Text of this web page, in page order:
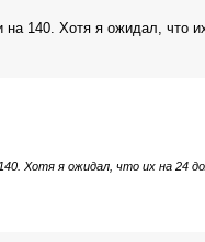
на 140. Хотя я ожидал, что
Хотя я ожидал, что их на